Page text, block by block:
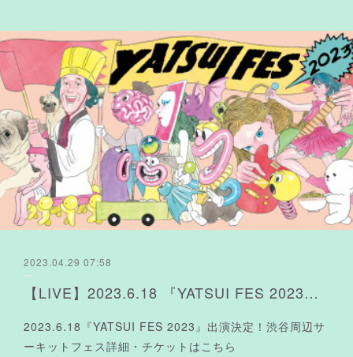
2023.04.29 07:58
【LIVE】2023.6.18 『YATSUI FES 2023』出演決定よ❤︎
2023.6.18『YATSUI FES 2023』出演決定！渋谷周辺サ
ーキットフェス詳細・チケットはこちら